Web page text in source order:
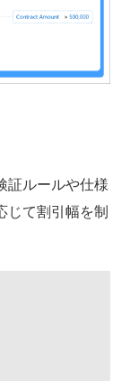
証ルールや仕様
じて割引幅を制